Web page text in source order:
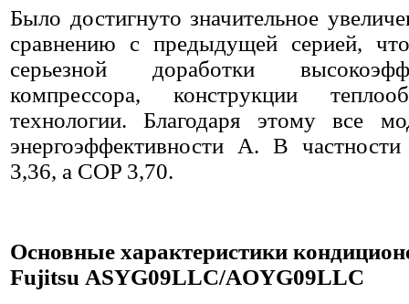
Было достигнуто значительное
сравнению с предыдущей серией,
серьезной доработки
компрессора, конструкции
технологии. Благодаря этому все
энергоэффективности A. В частности
3,36, а COP 3,70.
Основные характеристики
Fujitsu ASYG09LLC/AOYG09LLC